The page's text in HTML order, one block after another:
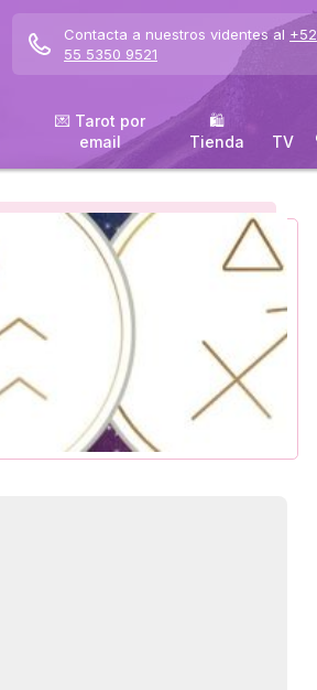
Contacta a nuestros videntes al +52
55 5350 9521
💌 Tarot por
email
🛍
️Tienda
TV